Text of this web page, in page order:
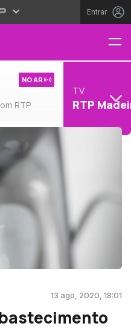
Entrar
RTP
NO AR
TV
RTP
13 ago, 2020, 18:01